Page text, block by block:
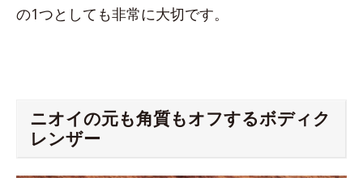
の1つとしても非常に大切です。
ニオイの元も角質もオフするボディク
レンザー